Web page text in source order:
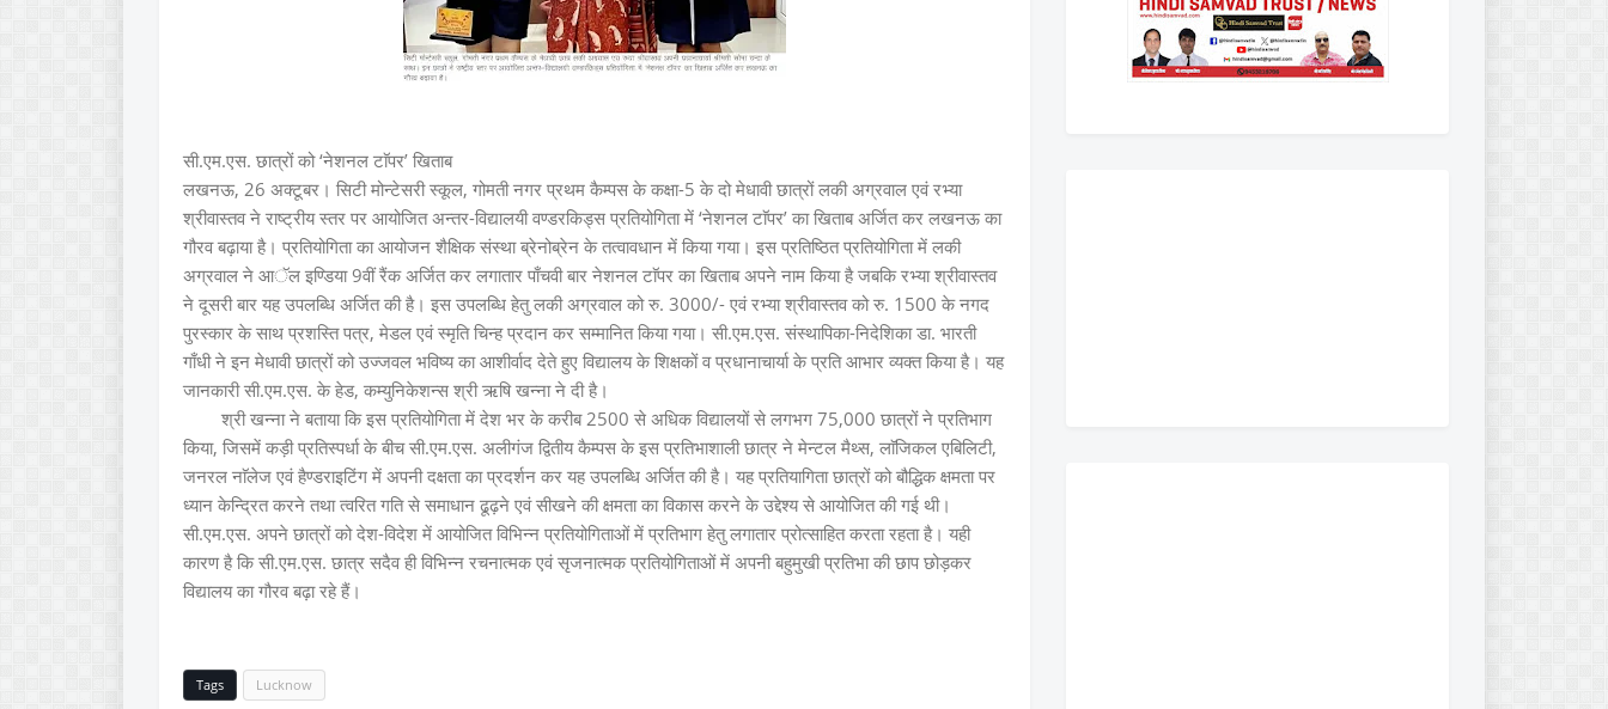
सी.एम.एस. छात्रों को ‘नेशनल टाॅपर’ खिताब
लखनऊ, 26 अक्टूबर। सिटी मोन्टेसरी स्कूल, गोमती नगर प्रथम कैम्पस के कक्षा-5 के दो मेधावी छात्रों लकी अग्रवाल एवं रभ्या
श्रीवास्तव ने राष्ट्रीय स्तर पर आयोजित अन्तर-विद्यालयी वण्डरकिड्स प्रतियोगिता में ‘नेशनल टाॅपर’ का खिताब अर्जित कर लखनऊ का
गौरव बढ़ाया है। प्रतियोगिता का आयोजन शैक्षिक संस्था ब्रेनोब्रेन के तत्वावधान में किया गया। इस प्रतिष्ठित प्रतियोगिता में लकी
अग्रवाल ने आॅल इण्डिया 9वीं रैंक अर्जित कर लगातार पाँचवी बार नेशनल टाॅपर का खिताब अपने नाम किया है जबकि रभ्या श्रीवास्तव
ने दूसरी बार यह उपलब्धि अर्जित की है। इस उपलब्धि हेतु लकी अग्रवाल को रु. 3000/- एवं रभ्या श्रीवास्तव को रु. 1500 के नगद
पुरस्कार के साथ प्रशस्ति पत्र, मेडल एवं स्मृति चिन्ह प्रदान कर सम्मानित किया गया। सी.एम.एस. संस्थापिका-निदेशिका डा. भारती
गाँधी ने इन मेधावी छात्रों को उज्जवल भविष्य का आशीर्वाद देते हुए विद्यालय के शिक्षकों व प्रधानाचार्या के प्रति आभार व्यक्त किया है। यह
जानकारी सी.एम.एस. के हेड, कम्युनिकेशन्स श्री ऋषि खन्ना ने दी है।
श्री खन्ना ने बताया कि इस प्रतियोगिता में देश भर के करीब 2500 से अधिक विद्यालयों से लगभग 75,000 छात्रों ने प्रतिभाग
किया, जिसमें कड़ी प्रतिस्पर्धा के बीच सी.एम.एस. अलीगंज द्वितीय कैम्पस के इस प्रतिभाशाली छात्र ने मेन्टल मैथ्स, लाॅजिकल एबिलिटी,
जनरल नाॅलेज एवं हैण्डराइटिंग में अपनी दक्षता का प्रदर्शन कर यह उपलब्धि अर्जित की है। यह प्रतियागिता छात्रों को बौद्धिक क्षमता पर
ध्यान केन्द्रित करने तथा त्वरित गति से समाधान ढूढ़ने एवं सीखने की क्षमता का विकास करने के उद्देश्य से आयोजित की गई थी।
सी.एम.एस. अपने छात्रों को देश-विदेश में आयोजित विभिन्न प्रतियोगिताओं में प्रतिभाग हेतु लगातार प्रोत्साहित करता रहता है। यही
कारण है कि सी.एम.एस. छात्र सदैव ही विभिन्न रचनात्मक एवं सृजनात्मक प्रतियोगिताओं में अपनी बहुमुखी प्रतिभा की छाप छोड़कर
विद्यालय का गौरव बढ़ा रहे हैं।
Tags Lucknow